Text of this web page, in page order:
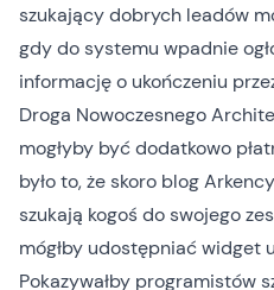
szukający dobrych leadów
gdy do systemu wpadnie
informację o ukończeniu
Droga Nowoczesnego
mogłyby być dodatkowo
było to, że skoro blog
szukają kogoś do swojego
mógłby udostępniać widget
Pokazywałby programistów